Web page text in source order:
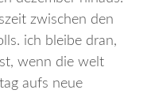
zwischen den
ich bleibe dran,
wenn die welt
aufs neue